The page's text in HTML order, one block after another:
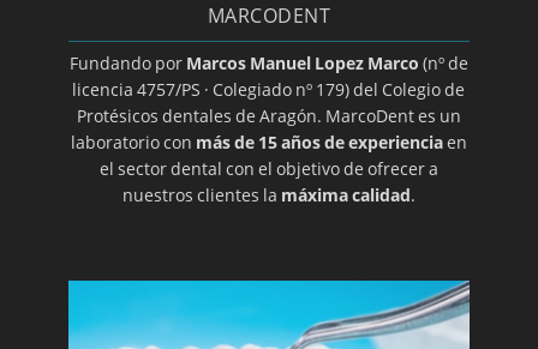
Herpes oral
Higiene dental
Ortodoncia transparente
Implantes
Laboratorio de prótesis dentales en Zaragoza
MARCODENT
Fundando por Marcos Manuel Lopez Marco (nº de
licencia 4757/PS · Colegiado nº 179) del Colegio de
Protésicos dentales de Aragón. MarcoDent es un
laboratorio con más de 15 años de experienciaen
el sector dental con el objetivo de ofrecer a
nuestros clientes la máxima calidad.